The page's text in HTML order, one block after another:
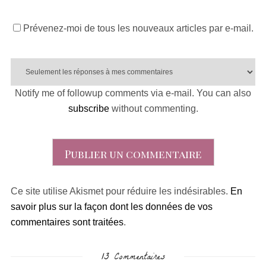
Prévenez-moi de tous les nouveaux articles par e-mail.
Notify me of followup comments via e-mail. You can also
subscribewithout commenting.
Ce site utilise Akismet pour réduire les indésirables. En
savoir plus sur la façon dont les données de vos
commentaires sont traitées.
13 Commentaires